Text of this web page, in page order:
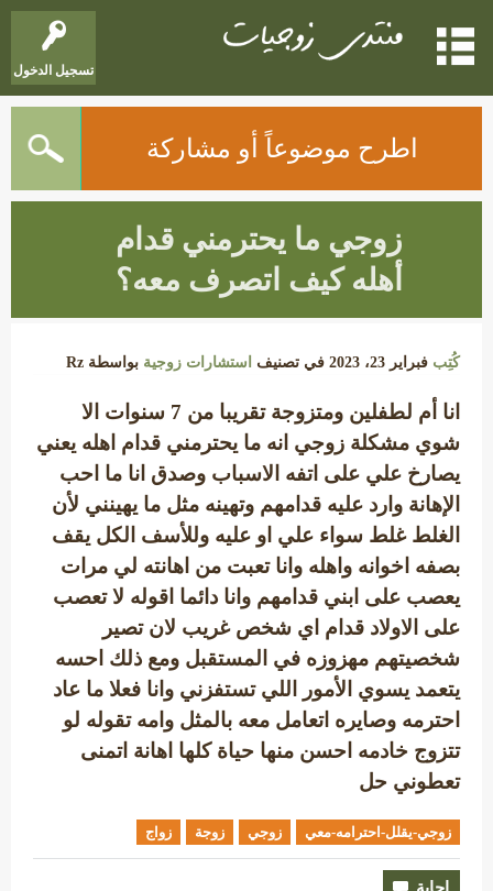
تسجيل الدخول
اطرح موضوعاً أو مشاركة
زوجي ما يحترمني قدام
أهله كيف اتصرف معه؟
كُتِب فبراير 23، 2023 في تصنيف استشارات زوجية بواسطة Rz
انا أم لطفلين ومتزوجة تقريبا من 7 سنوات الا
شوي مشكلة زوجي انه ما يحترمني قدام اهله يعني
يصارخ علي على اتفه الاسباب وصدق انا ما احب
الإهانة وارد عليه قدامهم وتهينه مثل ما يهينني لأن
الغلط غلط سواء علي او عليه وللأسف الكل يقف
بصفه اخوانه واهله وانا تعبت من اهانته لي مرات
يعصب على ابني قدامهم وانا دائما اقوله لا تعصب
على الاولاد قدام اي شخص غريب لان تصير
شخصيتهم مهزوزه في المستقبل ومع ذلك احسه
يتعمد يسوي الأمور اللي تستفزني وانا فعلا ما عاد
احترمه وصايره اتعامل معه بالمثل وامه تقوله لو
تتزوج خادمه احسن منها حياة كلها اهانة اتمنى
تعطوني حل
زوجي-يقلل-احترامه-معي زوجي زوجة زواج